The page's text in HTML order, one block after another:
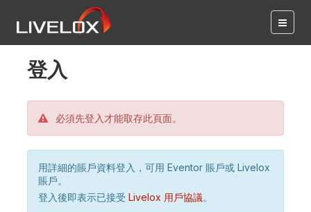
登入
必須先登入才能取存此頁面。
用詳細的賬戶資料登入，可用 Eventor 賬戶或 Livelox
賬戶。
登入後即表示已接受 Livelox 用戶協議。